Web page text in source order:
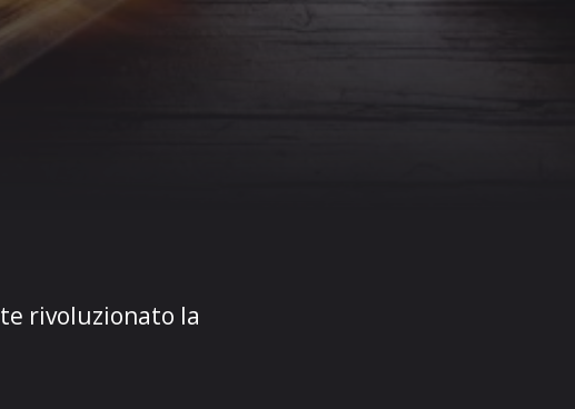
rivoluzionato la